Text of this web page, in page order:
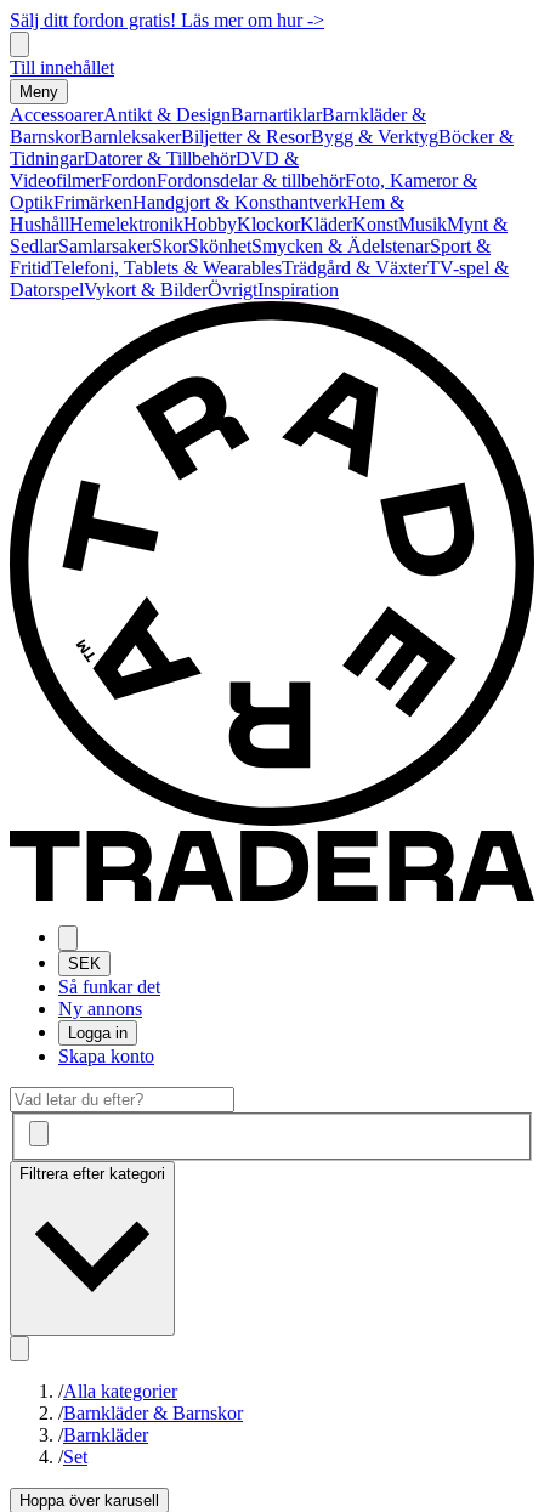
Sälj ditt fordon gratis! Läs mer om hur ->
Till innehållet
Meny
AccessoarerAntikt & DesignBarnartiklarBarnkläder &
BarnskorBarnleksakerBiljetter & ResorBygg & VerktygBöcker &
TidningarDatorer & TillbehörDVD &
VideofilmerFordonFordonsdelar & tillbehörFoto, Kameror &
OptikFrimärkenHandgjort & KonsthantverkHem &
HushållHemelektronikHobbyKlockorKläderKonstMusikMynt &
SedlarSamlarsakerSkorSkönhetSmycken & ÄdelstenarSport &
FritidTelefoni, Tablets & WearablesTrädgård & VäxterTV-spel &
DatorspelVykort & BilderÖvrigtInspiration
SEK
Så funkar det
Ny annons
Logga in
Skapa konto
Filtrera efter kategori
/Alla kategorier
/Barnkläder & Barnskor
/Barnkläder
/Set
Hoppa över karusell